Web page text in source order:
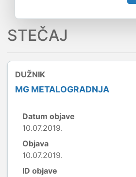
STEČAJ
DUŽNIK
MG METALOGRADNJA
Datum objave
10.07.2019.
Objava
10.07.2019.
ID objave